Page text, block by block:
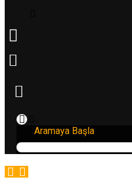
Aramaya Başla